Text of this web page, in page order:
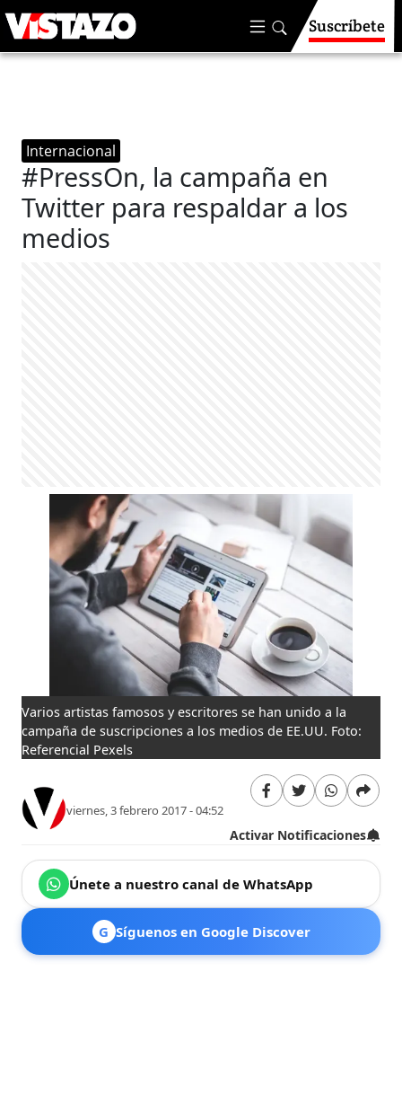
Suscríbete
Internacional
#PressOn, la campaña en
Twitter para respaldar a los
medios
Varios artistas famosos y escritores se han unido a la
campaña de suscripciones a los medios de EE.UU. Foto:
Referencial Pexels
viernes, 3 febrero 2017 - 04:52
Activar Notificaciones
Únete a nuestro canal de WhatsApp
G Síguenos en Google Discover